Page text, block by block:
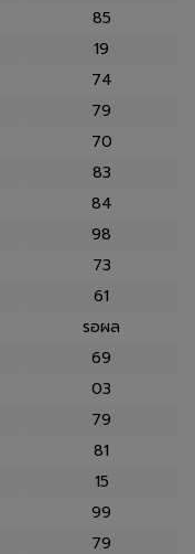
85
19
74
79
70
83
84
98
73
61
รอผล
69
03
79
81
15
99
79